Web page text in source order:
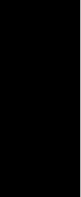
pero en su
originalidad y